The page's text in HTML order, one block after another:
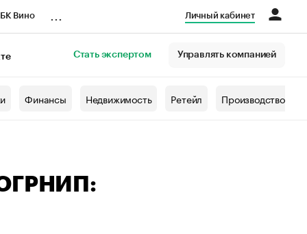
Вино Личный кабинет
Стать экспертом Управлять компанией
Финансы Недвижимость Ретейл Производство